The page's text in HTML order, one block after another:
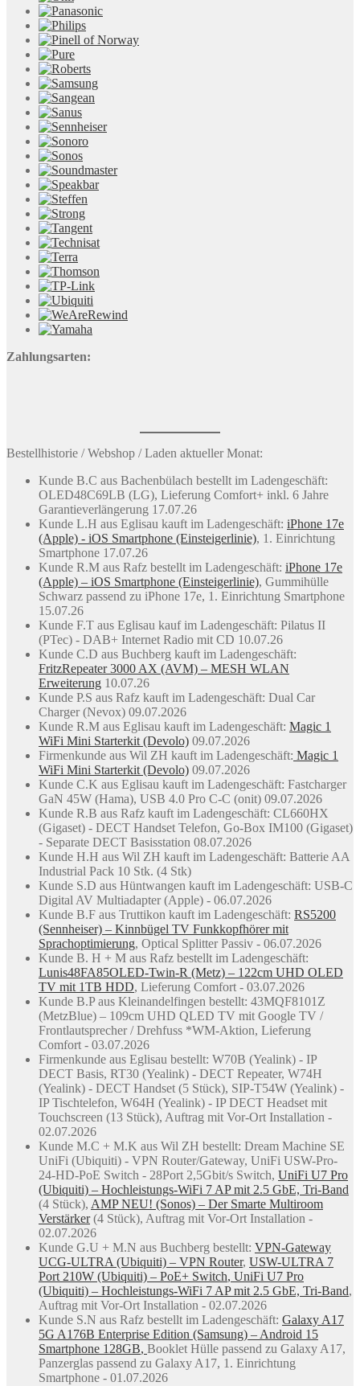
Zahlungsarten:
Bestellhistorie / Webshop / Laden aktueller Monat:
Kunde B.C aus Bachenbülach bestellt im Ladengeschäft:
OLED48C69LB (LG), Lieferung Comfort+ inkl. 6 Jahre
Garantieverlängerung 17.07.26
Kunde L.H aus Eglisau kauft im Ladengeschäft: iPhone 17e
(Apple) - iOS Smartphone (Einsteigerlinie), 1. Einrichtung
Smartphone 17.07.26
Kunde R.M aus Rafz bestellt im Ladengeschäft: iPhone 17e
(Apple) – iOS Smartphone (Einsteigerlinie), Gummihülle
Schwarz passend zu iPhone 17e, 1. Einrichtung Smartphone
15.07.26
Kunde F.T aus Eglisau kauf im Ladengeschäft: Pilatus II
(PTec) - DAB+ Internet Radio mit CD 10.07.26
Kunde C.D aus Buchberg kauft im Ladengeschäft:
FritzRepeater 3000 AX (AVM) – MESH WLAN
Erweiterung 10.07.26
Kunde P.S aus Rafz kauft im Ladengeschäft: Dual Car
Charger (Nevox) 09.07.2026
Kunde R.M aus Eglisau kauft im Ladengeschäft: Magic 1
WiFi Mini Starterkit (Devolo) 09.07.2026
Firmenkunde aus Wil ZH kauft im Ladengeschäft: Magic 1
WiFi Mini Starterkit (Devolo) 09.07.2026
Kunde C.K aus Eglisau kauft im Ladengeschäft: Fastcharger
GaN 45W (Hama), USB 4.0 Pro C-C (onit) 09.07.2026
Kunde R.B aus Rafz kauft im Ladengeschäft: CL660HX
(Gigaset) - DECT Handset Telefon, Go-Box IM100 (Gigaset)
- Separate DECT Basisstation 08.07.2026
Kunde H.H aus Wil ZH kauft im Ladengeschäft: Batterie AA
Industrial Pack 10 Stk. (4 Stk)
Kunde S.D aus Hüntwangen kauft im Ladengeschäft: USB-C
Digital AV Multiadapter (Apple) - 06.07.2026
Kunde B.F aus Truttikon kauft im Ladengeschäft: RS5200
(Sennheiser) – Kinnbügel TV Funkkopfhörer mit
Sprachoptimierung, Optical Splitter Passiv - 06.07.2026
Kunde B. H + M aus Rafz bestellt im Ladengeschäft:
Lunis48FA85OLED-Twin-R (Metz) – 122cm UHD OLED
TV mit 1TB HDD, Lieferung Comfort - 03.07.2026
Kunde B.P aus Kleinandelfingen bestellt: 43MQF8101Z
(MetzBlue) – 109cm UHD QLED TV mit Google TV /
Frontlautsprecher / Drehfuss *WM-Aktion, Lieferung
Comfort - 03.07.2026
Firmenkunde aus Eglisau bestellt: W70B (Yealink) - IP
DECT Basis, RT30 (Yealink) - DECT Repeater, W74H
(Yealink) - DECT Handset (5 Stück), SIP-T54W (Yealink) -
IP Tischtelefon, W64H (Yealink) - IP DECT Headset mit
Touchscreen (13 Stück), Auftrag mit Vor-Ort Installation -
02.07.2026
Kunde M.C + M.K aus Wil ZH bestellt: Dream Machine SE
UniFi (Ubiquiti) - VPN Router/Gateway, UniFi USW-Pro-
24-HD-PoE Switch - 28Port 2,5Gbit/s Switch, UniFi U7 Pro
(Ubiquiti) – Hochleistungs-WiFi 7 AP mit 2.5 GbE, Tri-Band
(4 Stück), AMP NEU! (Sonos) – Der Smarte Multiroom
Verstärker(4 Stück), Auftrag mit Vor-Ort Installation -
02.07.2026
Kunde G.U + M.N aus Buchberg bestellt: VPN-Gateway
UCG-ULTRA (Ubiquiti) – VPN Router, USW-ULTRA 7
Port 210W (Ubiquiti) – PoE+ Switch, UniFi U7 Pro
(Ubiquiti) – Hochleistungs-WiFi 7 AP mit 2.5 GbE, Tri-Band,
Auftrag mit Vor-Ort Installation - 02.07.2026
Kunde S.N aus Rafz bestellt im Ladengeschäft: Galaxy A17
5G A176B Enterprise Edition (Samsung) – Android 15
Smartphone 128GB, Booklet Hülle passend zu Galaxy A17,
Panzerglas passend zu Galaxy A17, 1. Einrichtung
Smartphone - 01.07.2026